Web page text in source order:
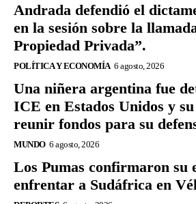
Andrada defendió el
en la sesión sobre la
Propiedad Privada”.
POLÍTICA Y ECONOMÍA 6 agosto, 2026
Una niñera argentina fue
ICE en Estados Unidos y
reunir fondos para su
MUNDO 6 agosto, 2026
Los Pumas confirmaron su
enfrentar a Sudáfrica en